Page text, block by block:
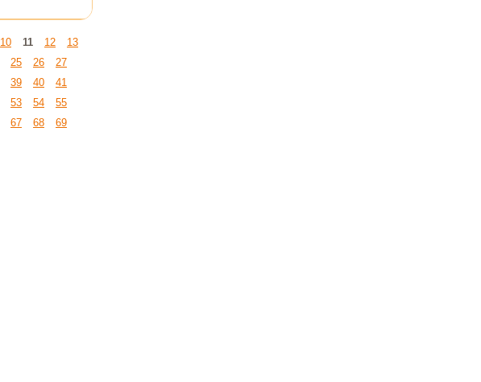
10 11 12
13
25 26
27
39 40
41
53 54
55
67 68
69